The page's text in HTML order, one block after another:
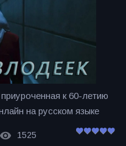
к 60-летию
на русском языке
1525